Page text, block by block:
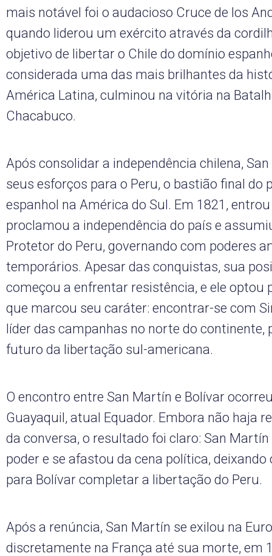
mais notável foi o audacioso Cruce de los
quando liderou um exército através da
objetivo de libertar o Chile do domínio
considerada uma das mais brilhantes da
América Latina, culminou na vitória na
Chacabuco.
Após consolidar a independência chilena,
seus esforços para o Peru, o bastião final do
espanhol na América do Sul. Em 1821,
proclamou a independência do país e
Protetor do Peru, governando com poderes
temporários. Apesar das conquistas, sua
começou a enfrentar resistência, e ele optou
que marcou seu caráter: encontrar-se com
líder das campanhas no norte do continente,
futuro da libertação sul-americana.
O encontro entre San Martín e Bolívar
Guayaquil, atual Equador. Embora não haja
da conversa, o resultado foi claro: San
poder e se afastou da cena política, deixando
para Bolívar completar a libertação do Peru.
Após a renúncia, San Martín se exilou na
discretamente na França até sua morte, em